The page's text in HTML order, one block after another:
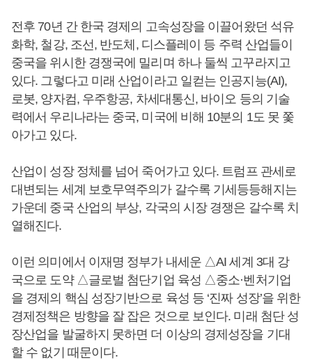
전후 70년 간 한국 경제의 고속성장을 이끌어왔던 석유
화학, 철강, 조선, 반도체, 디스플레이 등 주력 산업들이
중국을 위시한 경쟁국에 밀리며 하나 둘씩 고꾸라지고
있다. 그렇다고 미래 산업이라고 일컫는 인공지능(AI),
로봇, 양자컴, 우주항공, 차세대통신, 바이오 등의 기술
력에서 우리나라는 중국, 미국에 비해 10분의 1도 못 쫓
아가고 있다.
산업이 성장 정체를 넘어 죽어가고 있다. 트럼프 관세로
대변되는 세계 보호무역주의가 갈수록 기세등등해지는
가운데 중국 산업의 부상, 각국의 시장 경쟁은 갈수록 치
열해진다.
이런 의미에서 이재명 정부가 내세운 △AI 세계 3대 강
국으로 도약 △글로벌 첨단기업 육성 △중소·벤처기업
을 경제의 핵심 성장기반으로 육성 등 ‘진짜 성장’을 위한
경제정책은 방향을 잘 잡은 것으로 보인다. 미래 첨단 성
장산업을 발굴하지 못하면 더 이상의 경제성장을 기대
할 수 없기 때문이다.